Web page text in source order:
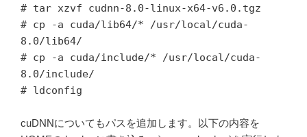
# tar xzvf cudnn-8.0-linux-x64-v6.0.tgz
# cp -a cuda/lib64/* /usr/local/cuda-
8.0/lib64/
# cp -a cuda/include/* /usr/local/cuda-
8.0/include/
# ldconfig
cuDNNについてもパスを追加します。以下の内容を